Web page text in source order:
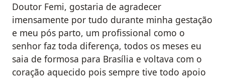
Doutor Femi, gostaria de agradecer
imensamente por tudo durante minha gestação
e meu pós parto, um profissional como o
senhor faz toda diferença, todos os meses eu
saia de formosa para Brasília e voltava com o
coração aquecido pois sempre tive todo apoio